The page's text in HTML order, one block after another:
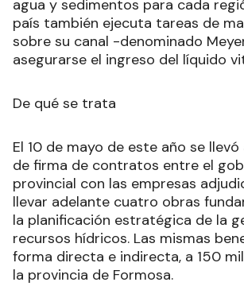
agua y sedimentos para cada
país también ejecuta tareas de
sobre su canal -denominado
asegurarse el ingreso del líquido
De qué se trata
El 10 de mayo de este año se
de firma de contratos entre el
provincial con las empresas
llevar adelante cuatro obras
la planificación estratégica de la
recursos hídricos. Las mismas
forma directa e indirecta, a 150
la provincia de Formosa.